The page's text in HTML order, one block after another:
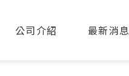
公司介紹 最新消息